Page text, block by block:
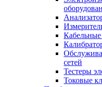
сетей
Тестеры
Токовые